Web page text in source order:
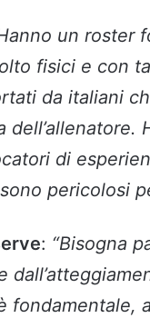
un roster
fisici e con
da italiani
dell’allenatore.
di
pericolosi
: “Bisogna
fondamentale,